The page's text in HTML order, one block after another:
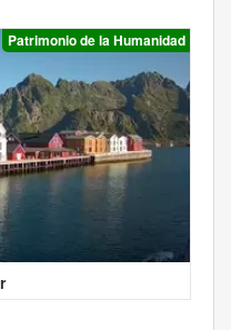
Patrimonio de la Humanidad